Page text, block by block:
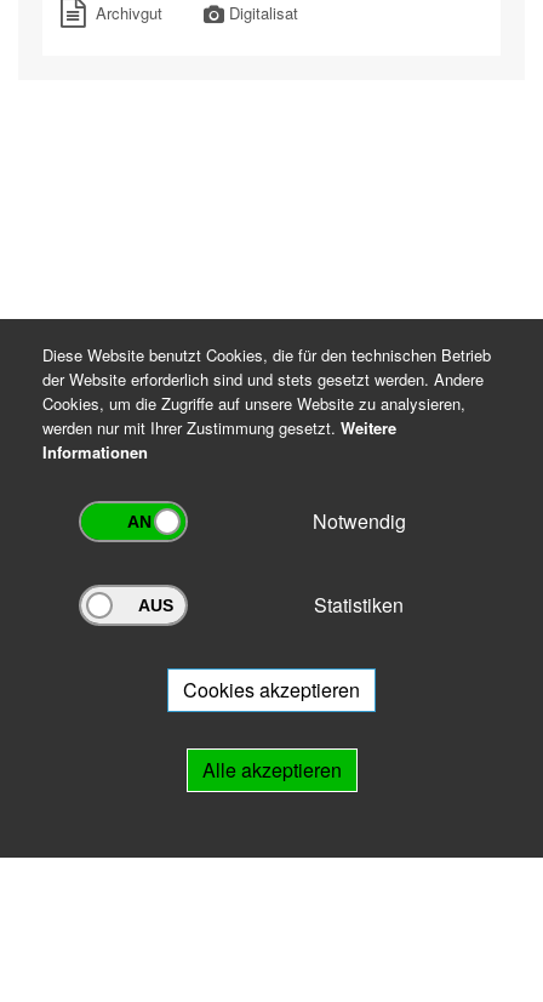
Archivgut
Digitalisat
Archivportal Thüringen
Ihnen beratend zur Seite.
Diese Website benutzt Cookies, die für den technischen Betrieb
der Website erforderlich sind und stets gesetzt werden. Andere
Cookies, um die Zugriffe auf unsere Website zu analysieren,
werden nur mit Ihrer Zustimmung gesetzt. Weitere
Informationen
Notwendig
Statistiken
Cookies akzeptieren
Alle akzeptieren